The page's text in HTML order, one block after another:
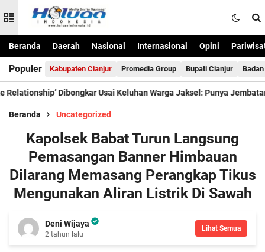
Beranda Daerah Nasional Internasional Opini
Populer Kabupaten Cianjur Promedia Group Bupati Cianjur
Dibongkar Usai Keluhan Warga Jaksel: Punya Jembatan
Beranda Uncategorized
Kapolsek Babat Turun Langsung
Pemasangan Banner Himbauan
Dilarang Memasang Perangkap Tikus
Mengunakan Aliran Listrik Di Sawah
Deni Wijaya
2 tahun lalu
Lihat Semua